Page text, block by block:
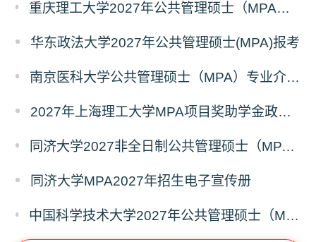
重庆理工大学2027年公共管理硕士（MPA）专业学位研究生（双证）报考
华东政法大学2027年公共管理硕士(MPA)报考
南京医科大学公共管理硕士（MPA）专业介绍（2027年）
2027年上海理工大学MPA项目奖助学金政策发布
同济大学2027非全日制公共管理硕士（MPA）奖学金方案
同济大学MPA2027年招生电子宣传册
中国科学技术大学2027年公共管理硕士（MPA）专业学位研究生招生通知